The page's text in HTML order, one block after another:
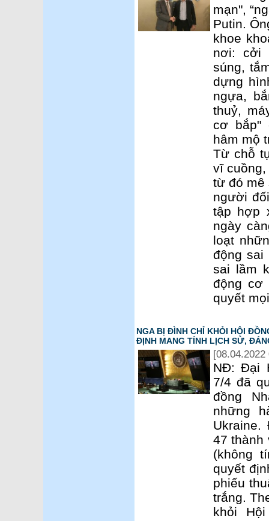
mạn",
Putin.
khoe
nơi: cởi
súng,
dựng
ngựa,
thuỷ,
cơ bắp"
hâm mộ
Từ chỗ
vĩ cuồng,
từ đó mê
người
tập hợp
ngày
loạt
động sai
sai lầm
động cơ
quyết
NGA BỊ ĐÌNH CHỈ KHỎI HỘI
ĐỊNH MANG TÍNH LỊCH SỬ,
[08.04.2022
NĐ: Đại
7/4 đã
đồng
những
47 thành
(không
quyết
phiếu
trắng.
khỏi